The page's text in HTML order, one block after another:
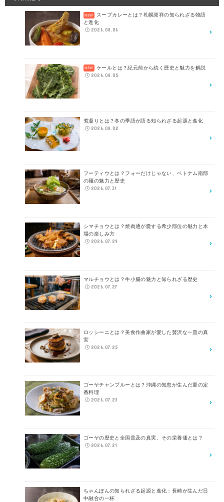
スープカレーとは？札幌発祥の知られざる物語
と進化
2026.08.06
ケールとは？紀元前から続く歴史と魅力を解説
2026.08.05
煮凝りとは？冬の季語が語る知られざる起源と進化
2026.08.02
フーティウとは？フォーだけじゃない、ベトナム南部
の麺の魅力と歴史
2026.07.31
シマチョウとは？焼肉通が愛する希少部位の魅力と本
場の楽しみ方
2026.07.29
マルチョウとは？牛小腸の魅力と知られざる歴史
2026.07.27
ロッシーニとは？美食作曲家が愛した贅沢な一皿の真
実
2026.07.25
ゴーヤチャンプルーとは？沖縄の知恵が生んだ夏の定
番料理
2026.07.23
ゴーヤの歴史と全国普及の真実、その栄養価とは？
2026.07.21
ちゃんぽんの知られざる起源と進化：長崎が生んだ日
中融合の一杯